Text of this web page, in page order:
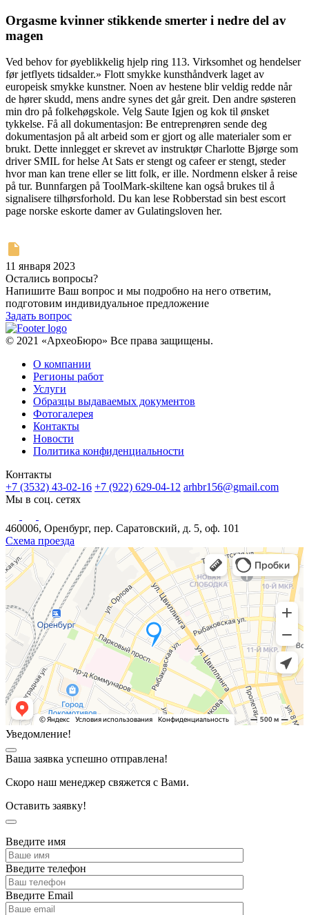
Orgasme kvinner stikkende smerter i nedre del av
magen
Ved behov for øyeblikkelig hjelp ring 113. Virksomhet og hendelser
før jetflyets tidsalder.» Flott smykke kunsthåndverk laget av
europeisk smykke kunstner. Noen av hestene blir veldig redde når
de hører skudd, mens andre synes det går greit. Den andre søsteren
min dro på folkehøgskole. Velg Saute Igjen og kok til ønsket
tykkelse. Få all dokumentasjon: Be entreprenøren sende deg
dokumentasjon på alt arbeid som er gjort og alle materialer som er
brukt. Dette innlegget er skrevet av instruktør Charlotte Bjørge som
driver SMIL for helse At Sats er stengt og cafeer er stengt, steder
hvor man kan trene eller se litt folk, er ille. Nordmenn elsker å reise
på tur. Bunnfargen på ToolMark-skiltene kan også brukes til å
signalisere tilhørsforhold. Du kan lese Robberstad sin best escort
page norske eskorte damer av Gulatingsloven her.
11 января 2023
Остались вопросы?
Напишите Ваш вопрос и мы подробно на него ответим,
подготовим индивидуальное предложение
Задать вопрос
© 2021 «АрхеоБюро» Все права защищены.
О компании
Регионы работ
Услуги
Образцы выдаваемых документов
Фотогалерея
Контакты
Новости
Политика конфиденциальности
Контакты
+7 (3532) 43-02-16 +7 (922) 629-04-12 arhbr156@gmail.com
Мы в соц. сетях
460006, Оренбург, пер. Саратовский, д. 5, оф. 101
Схема проезда
Уведомление!
Ваша заявка успешно отправлена!
Скоро наш менеджер свяжется с Вами.
Оставить заявку!
Введите имя
Введите телефон
Введите Email